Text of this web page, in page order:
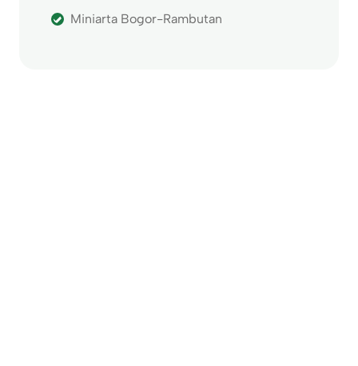
Miniarta Bogor-Rambutan